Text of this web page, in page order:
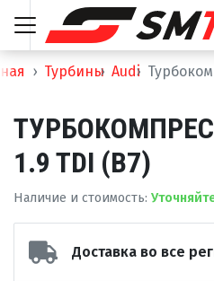
Турбины Audi
1.9 TDI (B7)
Наличие и стоимость:
Доставка во все